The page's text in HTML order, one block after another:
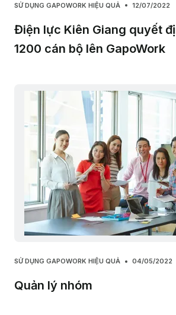
SỬ DỤNG GAPOWORK HIỆU QUẢ 12/07/2022
Điện lực Kiên Giang quyết
1200 cán bộ lên GapoWork
SỬ DỤNG GAPOWORK HIỆU QUẢ 04/05/2022
Quản lý nhóm